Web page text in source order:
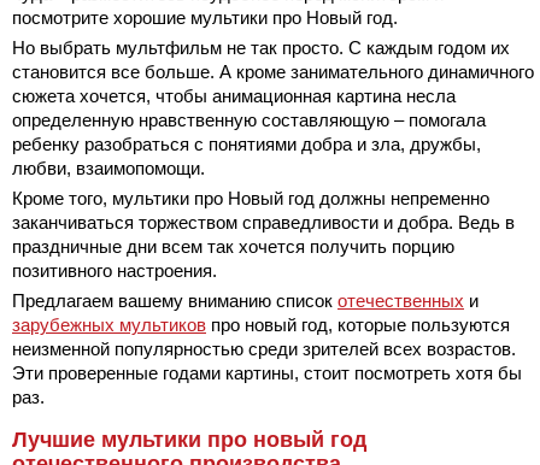
посмотрите хорошие мультики про Новый год.
Но выбрать мультфильм не так просто. С каждым годом их
становится все больше. А кроме занимательного динамичного
сюжета хочется, чтобы анимационная картина несла
определенную нравственную составляющую – помогала
ребенку разобраться с понятиями добра и зла, дружбы,
любви, взаимопомощи.
Кроме того, мультики про Новый год должны непременно
заканчиваться торжеством справедливости и добра. Ведь в
праздничные дни всем так хочется получить порцию
позитивного настроения.
Предлагаем вашему вниманию список отечественных и
зарубежных мультиков про новый год, которые пользуются
неизменной популярностью среди зрителей всех возрастов.
Эти проверенные годами картины, стоит посмотреть хотя бы
раз.
Лучшие мультики про новый год